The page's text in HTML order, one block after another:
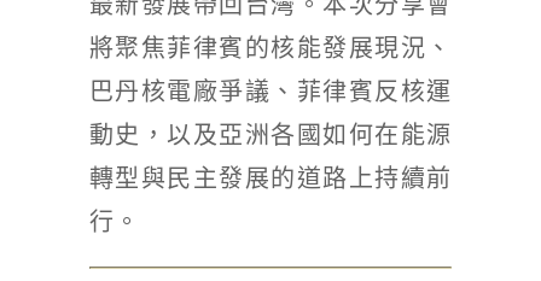
將聚焦菲律賓的核能發展現況、
巴丹核電廠爭議、菲律賓反核運
動史，以及亞洲各國如何在能源
轉型與民主發展的道路上持續前
行。